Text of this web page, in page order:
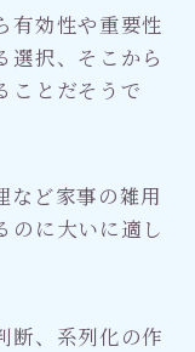
有効性や重要性
選択、そこから
ことだそうで
など家事の雑用
のに大いに適し
断、系列化の作